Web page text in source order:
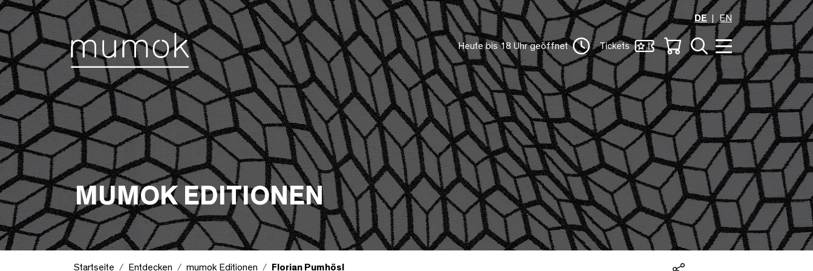
Zum Inhalt [1]
Zum Hauptmenü [2]
Zur Suche [3]
DE
EN
Heute bis 18 Uhr geöffnet Tickets
MUMOK EDITIONEN
Startseite Entdecken mumok Editionen
Florian Pumhösl